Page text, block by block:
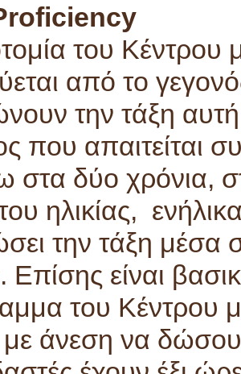
του Κέντρου
από το
την τάξη
που απαιτείται
στα δύο
ηλικίας,
την τάξη μέσα
Επίσης είναι
του Κέντρου
άνεση να